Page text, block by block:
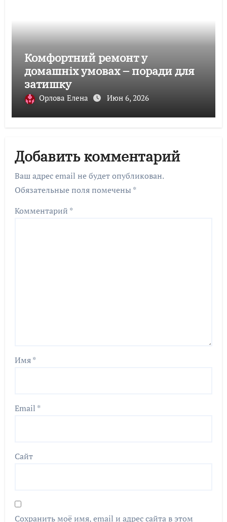
Комфортний ремонт у
домашніх умовах – поради для
затишку
Орлова Елена Июн 6, 2026
Добавить комментарий
Ваш адрес email не будет опубликован.
Обязательные поля помечены *
Комментарий *
Имя*
Email *
Сайт
Сохранить моё имя, email и адрес сайта в этом